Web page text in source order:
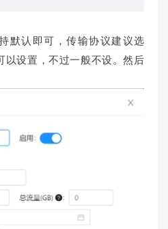
默认即可，传输协议建议选
以设置，不过一般不设。然后